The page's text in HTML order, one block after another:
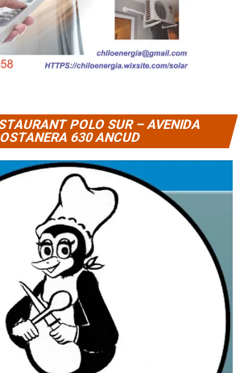
POLO SUR – AVENIDA
630 ANCUD